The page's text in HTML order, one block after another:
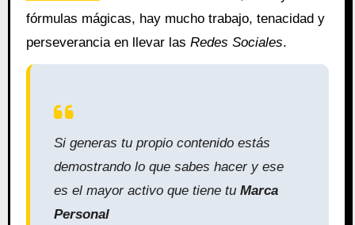
fórmulas mágicas, hay mucho trabajo, tenacidad y
perseverancia en llevar las Redes Sociales.
Si generas tu propio contenido estás
demostrando lo que sabes hacer y ese
es el mayor activo que tiene tu Marca
Personal